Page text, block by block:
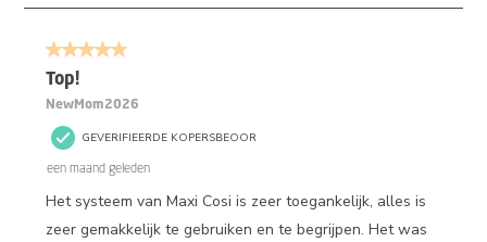
1
Beoordeling.
5 van 5 sterren.
Top!
NewMom2026
GEVERIFIEERDE KOPERSBEOOR
een maand geleden
Het systeem van Maxi Cosi is zeer toegankelijk, alles is
zeer gemakkelijk te gebruiken en te begrijpen. Het was